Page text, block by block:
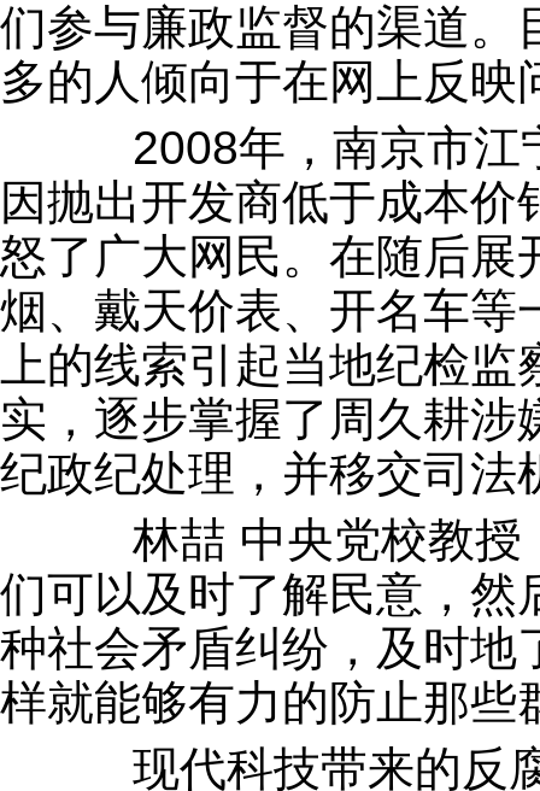
们参与廉政监督的渠道。
多的人倾向于在网上反映
2008年，南京市江
因抛出开发商低于成本
怒了广大网民。在随后展
烟、戴天价表、开名车等
上的线索引起当地纪检
实，逐步掌握了周久耕
纪政纪处理，并移交司法
林喆 中央党校教授
们可以及时了解民意，然
种社会矛盾纠纷，及时地
样就能够有力的防止那些
现代科技带来的反腐